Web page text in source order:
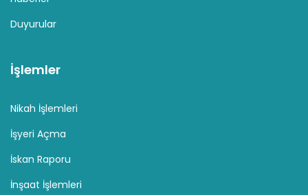
Duyurular
İşlemler
Nikah İşlemleri
İşyeri Açma
İskan Raporu
İnşaat İşlemleri